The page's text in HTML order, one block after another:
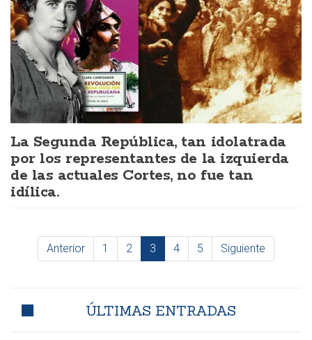
La Segunda República, tan idolatrada
por los representantes de la izquierda
de las actuales Cortes, no fue tan
idílica.
Anterior 1 2 3 4 5 Siguiente
ÚLTIMAS ENTRADAS